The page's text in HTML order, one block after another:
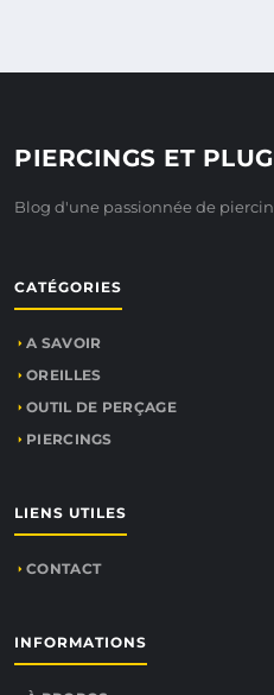
PIERCINGS ET
Blog d'une passionnée de
CATÉGORIES
A SAVOIR
OREILLES
OUTIL DE PERÇAGE
PIERCINGS
LIENS UTILES
CONTACT
INFORMATIONS